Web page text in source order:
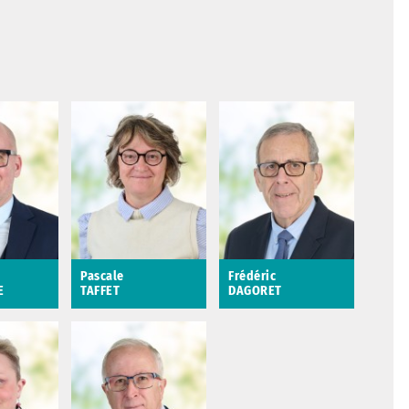
au
du
du
de
Pascale
TAFFET
4ème ajointe au
maire en charge de la
jeunesse et de
l'animation
Frédéric
DAGORET